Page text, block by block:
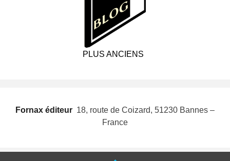
PLUS ANCIENS
Fornax éditeur  18, route de Coizard, 51230 Bannes –
France